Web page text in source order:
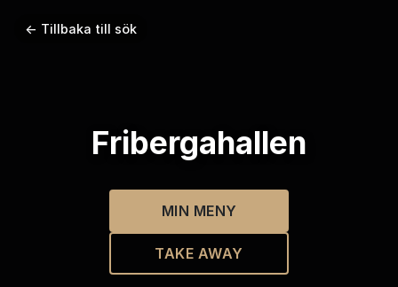
← Tillbaka till sök
Fribergahallen
MIN MENY
TAKE AWAY